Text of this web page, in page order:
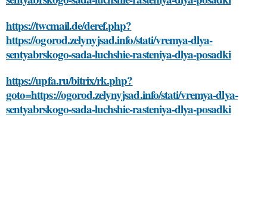
https://twcmail.de/deref.php?
https://ogorod.zelynyjsad.info/stati/vremya-dlya-
sentyabrskogo-sada-luchshie-rasteniya-dlya-posadki
https://upfa.ru/bitrix/rk.php?
goto=https://ogorod.zelynyjsad.info/stati/vremya-dlya-
sentyabrskogo-sada-luchshie-rasteniya-dlya-posadki